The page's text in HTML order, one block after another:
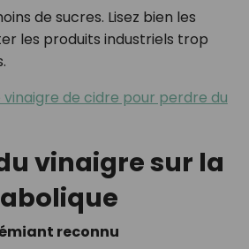
de sucres. Lisez bien les
les produits industriels trop
de cidre pour perdre du
vinaigre sur la
reconnu